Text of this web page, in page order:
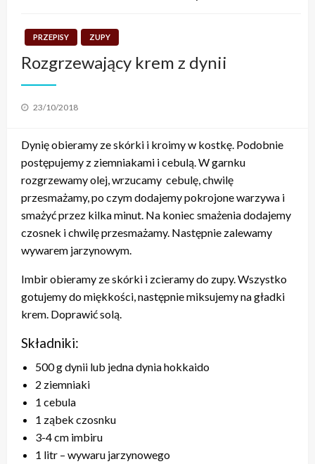
PRZEPISY ZUPY
Rozgrzewający krem z dynii
Posted
23/10/2018
Dynię obieramy ze skórki i kroimy w kostkę. Podobnie
postępujemy z ziemniakami i cebulą. W garnku
rozgrzewamy olej, wrzucamy cebulę, chwilę
przesmażamy, po czym dodajemy pokrojone warzywa i
smażyć przez kilka minut. Na koniec smażenia dodajemy
czosnek i chwilę przesmażamy. Następnie zalewamy
wywarem jarzynowym.
Imbir obieramy ze skórki i zcieramy do zupy. Wszystko
gotujemy do miękkości, następnie miksujemy na gładki
krem. Doprawić solą.
Składniki:
500g dynii lub jedna dynia hokkaido
2 ziemniaki
1 cebula
1 ząbek czosnku
3-4cm imbiru
1 litr – wywaru jarzynowego